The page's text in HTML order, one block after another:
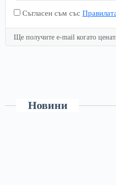
Съгласен съм със
Ще получите e-mail когато
Новини